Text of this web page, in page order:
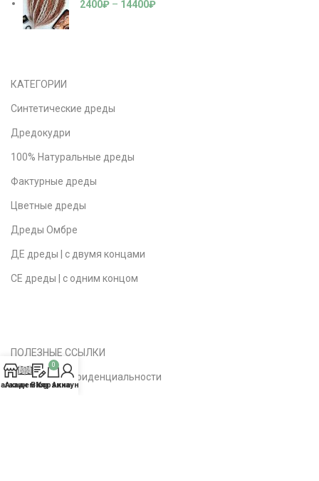
2400₽ – 14400₽
КАТЕГОРИИ
Синтетические дреды
Дредокудри
100% Натуральные дреды
Фактурные дреды
Цветные дреды
Дреды Омбре
ДЕ дреды | с двумя концами
СЕ дреды | с одним концом
ПОЛЕЗНЫЕ ССЫЛКИ
Политика конфиденциальности
Академия
Blog
0
Корзина
Аккаунт